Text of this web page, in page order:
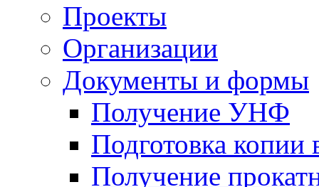
Проекты
Организации
Документы и формы
Получение УНФ
Подготовка копии
Получение